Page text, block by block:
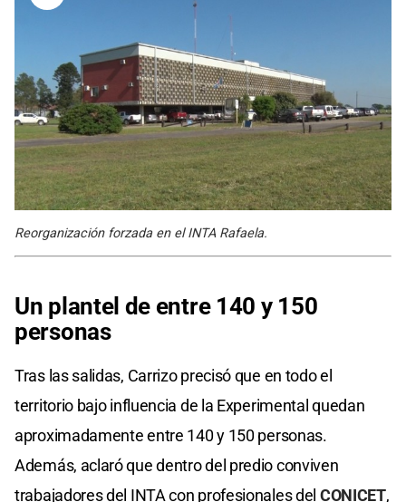
Reorganización forzada en el INTA Rafaela.
Un plantel de entre 140 y 150
personas
Tras las salidas, Carrizo precisó que en todo el
territorio bajo influencia de la Experimental quedan
aproximadamente entre 140 y 150 personas.
Además, aclaró que dentro del predio conviven
trabajadores del INTA con profesionales del CONICET,